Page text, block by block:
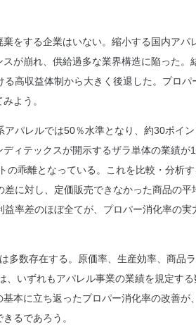
をする企業はいない。縮小する国内アパ
が崩れ、供給過多な業界構造に陥った。
高収益体制から大きく後退した。プロパ
よう。
パレルでは50％水準となり、約30ポイ
ィテックスが開示するザラ単体の業績が
乖離となっている。これを比較・分析
に対し、定価販売できなかった商品の平
率差のほぼ全てが、プロパー消化率の実
数存在する。原価率、生産効率、商品
いずれもアパレル事業の業績を規定す
本に立ち返ったプロパー消化率の改善が
るであろう。